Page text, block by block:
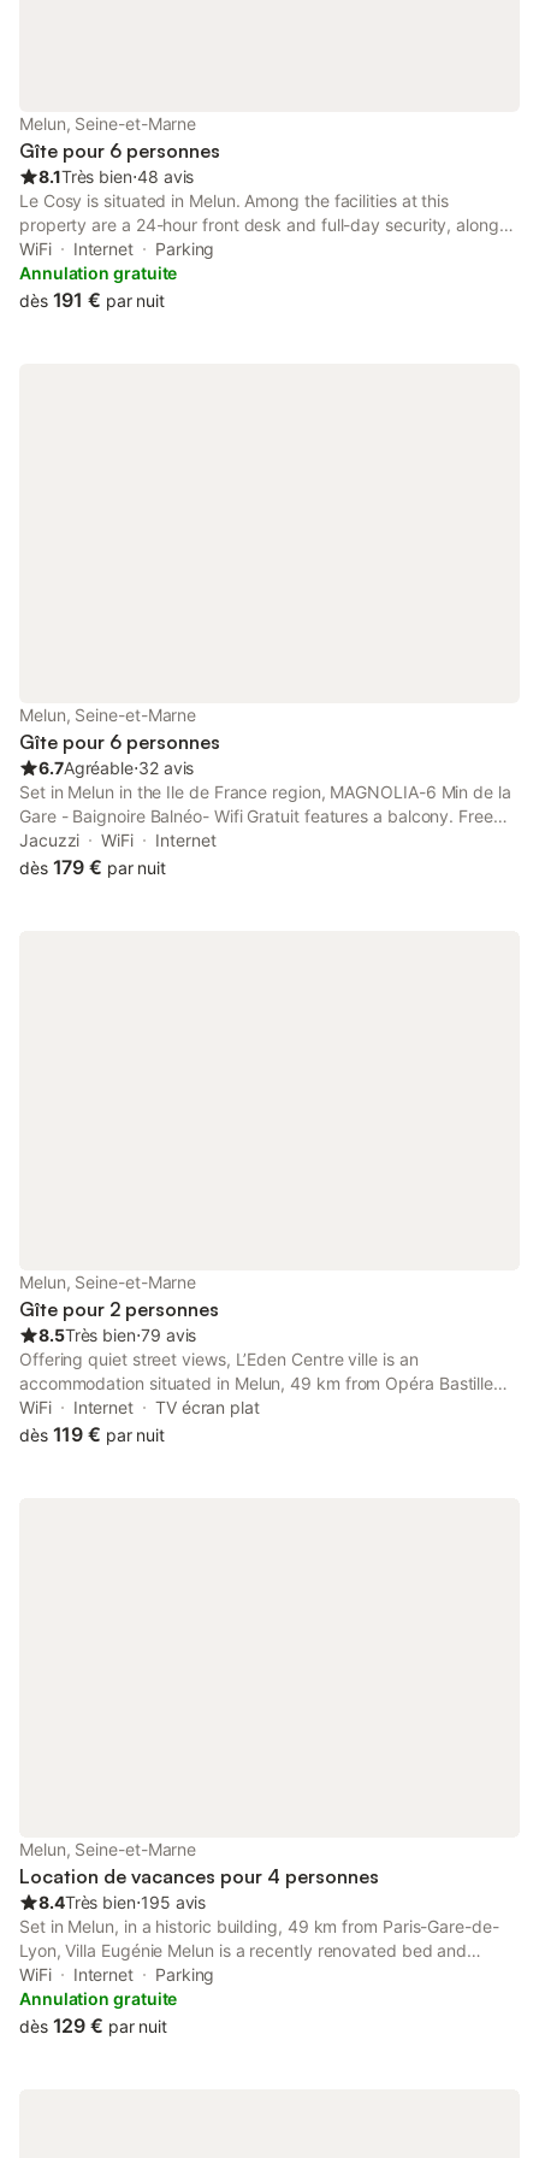
Melun, Seine-et-Marne
Gîte pour 6 personnes
8.1Très bien⋅48 avis
Le Cosy is situated in Melun. Among the facilities at this
property are a 24-hour front desk and full-day security, along
with free WiFi throughout the property. The property is non-
smoking and is set 50 km from Paris-Gare-de-Lyon.
WiFi Internet
Parking
Annulation gratuite
dès 191 € par nuit
Melun, Seine-et-Marne
Gîte pour 6 personnes
6.7Agréable⋅32 avis
Set in Melun in the Ile de France region, MAGNOLIA-6 Min de la
Gare - Baignoire Balnéo- Wifi Gratuit features a balcony. Free
WiFi is available throughout the property and Paris-Gare-de-
Lyon is 50 km away.
Jacuzzi WiFi
Internet
dès 179 € par nuit
Melun, Seine-et-Marne
Gîte pour 2 personnes
8.5Très bien⋅79 avis
Offering quiet street views, L’Eden Centre ville is an
accommodation situated in Melun, 49 km from Opéra Bastille
and 50 km from Val d'Europe RER Station.
WiFi Internet
TV écran plat
dès 119 € par nuit
Melun, Seine-et-Marne
Location de vacances pour 4 personnes
8.4Très bien⋅195 avis
Set in Melun, in a historic building, 49 km from Paris-Gare-de-
Lyon, Villa Eugénie Melun is a recently renovated bed and
breakfast with a terrace and shared lounge.
WiFi Internet
Parking
Annulation gratuite
dès 129 € par nuit